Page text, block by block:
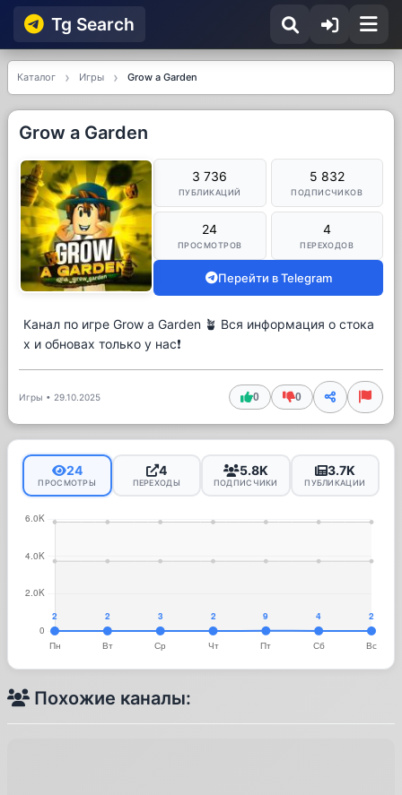
Tg Searсh
Каталог Игры Grow a Garden
Grow a Garden
3 736
ПУБЛИКАЦИЙ
5 832
ПОДПИСЧИКОВ
24
ПРОСМОТРОВ
4
ПЕРЕХОДОВ
Перейти в Telegram
Канал по игре Grow a Garden 🪴 Вся информация о стока
х и обновах только у нас❗️
Игры • 29.10.2025 0 0
24
ПРОСМОТРЫ
4
ПЕРЕХОДЫ
5.8K
ПОДПИСЧИКИ
3.7K
ПУБЛИКАЦИИ
Похожие каналы: